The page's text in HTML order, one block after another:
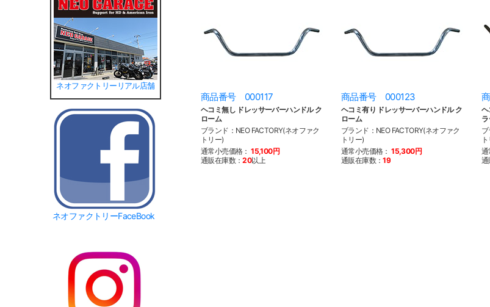
ネオファクトリーリアル店舗
ネオファクトリーFaceBook
商品番号 000117
ヘコミ無し ドレッサーバーハンドル ク
ローム
ブランド：NEO FACTORY(ネオファク
トリー)
通常小売価格： 15,100円
通販在庫数：20以上
商品番号 000123
ヘコミ有り ドレッサーバーハンドル ク
ローム
ブランド：NEO FACTORY(ネオファク
トリー)
通常小売価格： 15,300円
通販在庫数：19
ヘ
通
通